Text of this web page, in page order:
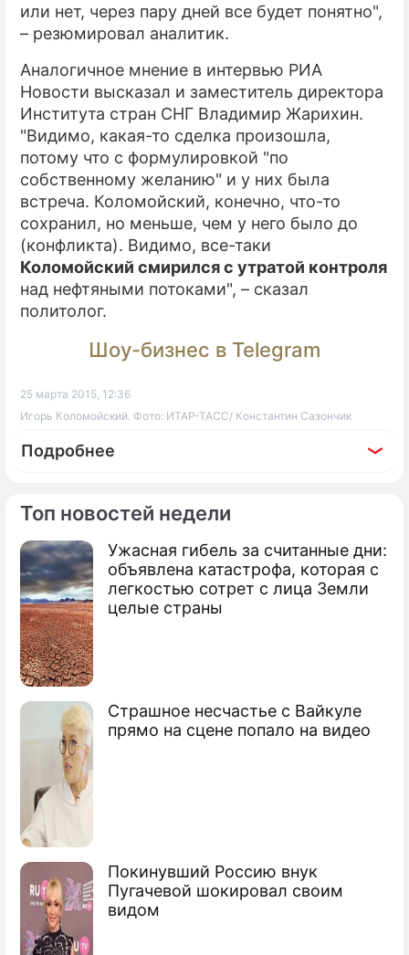
Топ новостей недели
Ужасная гибель за считанные дни:
объявлена катастрофа, которая с
легкостью сотрет с лица Земли
целые страны
Страшное несчастье с Вайкуле
прямо на сцене попало на видео
Покинувший Россию внук
Пугачевой шокировал своим
видом
или нет, через пару дней все будет понятно",
– резюмировал аналитик.
Аналогичное мнение в интервью РИА
Новости высказал и заместитель директора
Института стран СНГ Владимир Жарихин.
"Видимо, какая-то сделка произошла,
потому что с формулировкой "по
собственному желанию" и у них была
встреча. Коломойский, конечно, что-то
сохранил, но меньше, чем у него было до
(конфликта). Видимо, все-таки
Коломойский смирился с утратой контроля
над нефтяными потоками", – сказал
политолог.
Шоу-бизнес в Telegram
25 марта 2015, 12:36
Игорь Коломойский. Фото: ИТАР-ТАСС/ Константин Сазончик
Подробнее
По теме
Продолжение: СБУ готовит
зачистку Одессы
Коломойский получил алаверды от
Захарченко
Порошенко отправил в отставку
Коломойского
Коломойский угрожает главе
Кому Порошенко доверит
Днепропетровск